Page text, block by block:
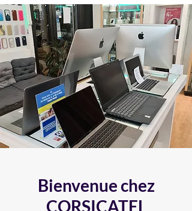
Bienvenue chez
CORSICATEL